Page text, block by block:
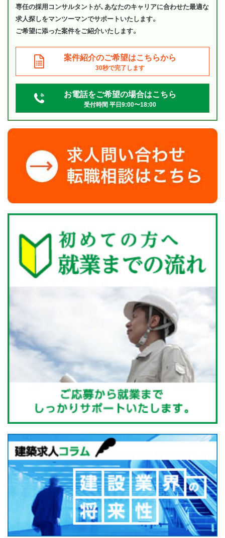
専任の採用コンサルタントが、あなたのキャリアに合わせた最適な
求人探しをマンツーマンでサポートいたします。
ご希望に添った案件をご紹介いたします。
案件紹介のご希望はこちらから
30秒で完了します
お電話をご希望の場合はこちら
受付時間 平日9:00〜18:00